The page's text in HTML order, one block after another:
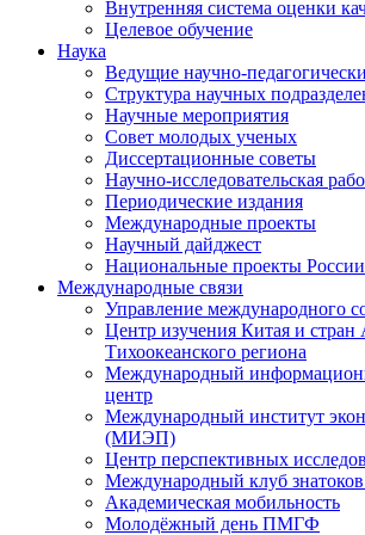
Внутренняя система оценки
Целевое обучение
Наука
Ведущие научно-
Структура научных
Научные мероприятия
Совет молодых ученых
Диссертационные советы
Научно-исследовательская
Периодические издания
Международные проекты
Научный дайджест
Национальные проекты России
Международные связи
Управление международного
Центр изучения Китая и стран
Тихоокеанского региона
Международный
центр
Международный институт
(МИЭП)
Центр перспективных
Международный клуб знатоков
Академическая мобильность
Молодёжный день ПМГФ